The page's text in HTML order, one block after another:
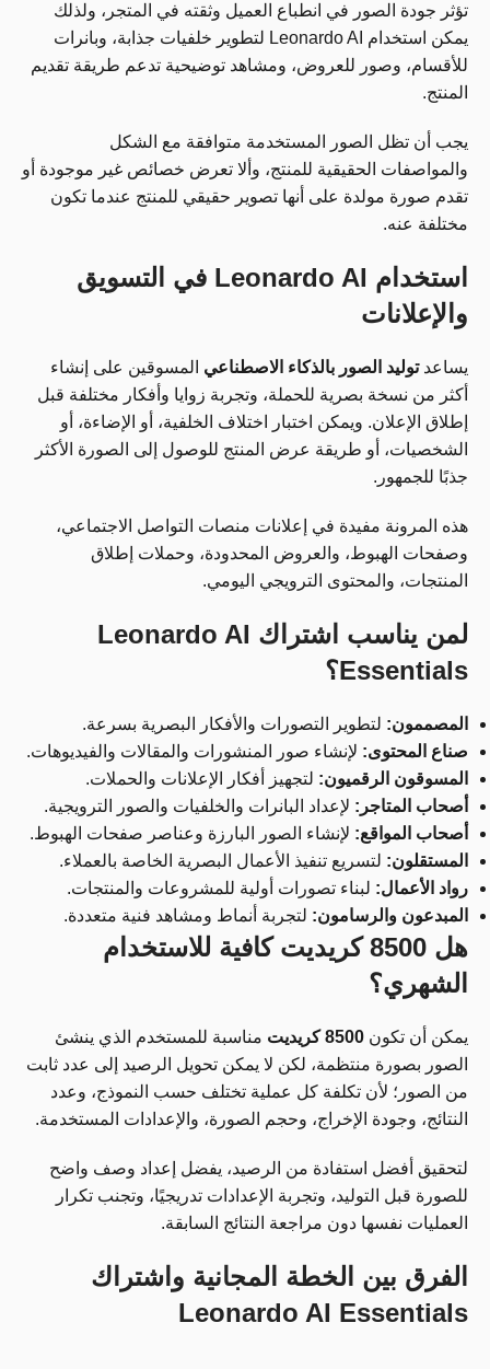
تؤثر جودة الصور في انطباع العميل وثقته في المتجر، ولذلك
يمكن استخدام Leonardo AI لتطوير خلفيات جذابة، وبانرات
للأقسام، وصور للعروض، ومشاهد توضيحية تدعم طريقة تقديم
المنتج.
يجب أن تظل الصور المستخدمة متوافقة مع الشكل
والمواصفات الحقيقية للمنتج، وألا تعرض خصائص غير موجودة أو
تقدم صورة مولدة على أنها تصوير حقيقي للمنتج عندما تكون
مختلفة عنه.
استخدام Leonardo AI في التسويق
والإعلانات
يساعدتوليد الصور بالذكاء الاصطناعي المسوقين على إنشاء
أكثر من نسخة بصرية للحملة، وتجربة زوايا وأفكار مختلفة قبل
إطلاق الإعلان. ويمكن اختبار اختلاف الخلفية، أو الإضاءة، أو
الشخصيات، أو طريقة عرض المنتج للوصول إلى الصورة الأكثر
جذبًا للجمهور.
هذه المرونة مفيدة في إعلانات منصات التواصل الاجتماعي،
وصفحات الهبوط، والعروض المحدودة، وحملات إطلاق
المنتجات، والمحتوى الترويجي اليومي.
لمن يناسب اشتراك Leonardo AI
Essentials؟
المصممون: لتطوير التصورات والأفكار البصرية بسرعة.
صناع المحتوى: لإنشاء صور المنشورات والمقالات والفيديوهات.
المسوقون الرقميون: لتجهيز أفكار الإعلانات والحملات.
أصحاب المتاجر: لإعداد البانرات والخلفيات والصور الترويجية.
أصحاب المواقع: لإنشاء الصور البارزة وعناصر صفحات الهبوط.
المستقلون: لتسريع تنفيذ الأعمال البصرية الخاصة بالعملاء.
رواد الأعمال: لبناء تصورات أولية للمشروعات والمنتجات.
المبدعون والرسامون: لتجربة أنماط ومشاهد فنية متعددة.
هل 8500 كريديت كافية للاستخدام
الشهري؟
يمكن أن تكون 8500 كريديت
مناسبة للمستخدم الذي ينشئ
الصور بصورة منتظمة، لكن لا يمكن تحويل الرصيد إلى عدد ثابت
من الصور؛ لأن تكلفة كل عملية تختلف حسب النموذج، وعدد
النتائج، وجودة الإخراج، وحجم الصورة، والإعدادات المستخدمة.
لتحقيق أفضل استفادة من الرصيد، يفضل إعداد وصف واضح
للصورة قبل التوليد، وتجربة الإعدادات تدريجيًا، وتجنب تكرار
العمليات نفسها دون مراجعة النتائج السابقة.
الفرق بين الخطة المجانية واشتراك
Leonardo AI Essentials